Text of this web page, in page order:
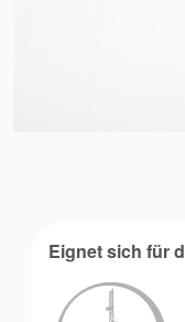
Eignet sich für